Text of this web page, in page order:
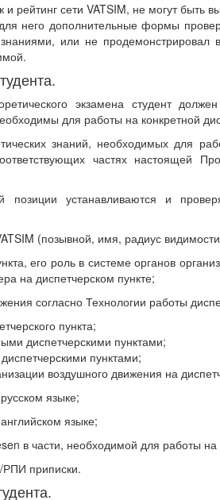
рейтинг сети VATSIM, не могут быть
него дополнительные формы
или не продемонстрировал
экзамена студент
для работы на конкретной
знаний, необходимых для
частях настоящей
позиции устанавливаются и
(позывной, имя, радиус
его роль в системе органов
на диспетчерском пункте;
согласно Технологии работы
пункта;
диспетчерскими пунктами;
пунктами;
воздушного движения на
языке;
языке;
в части, необходимой для работы на
приписки.